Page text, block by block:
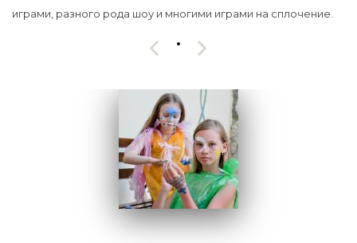
играми, разного рода шоу и многими играми на сплочение.